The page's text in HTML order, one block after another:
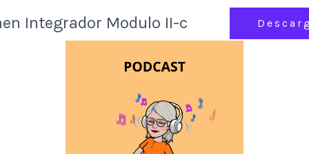
Integrador Modulo II-c